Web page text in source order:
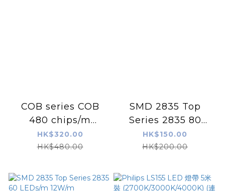
COB series COB
480 chips/m
10W/m
HK$320.00
HK$480.00
SMD 2835 Top
Series 2835 80
LEDs/m 7.2W/m
HK$150.00
HK$200.00